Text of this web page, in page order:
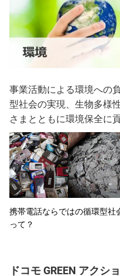
事業活動による環境への
型社会の実現、生物多様
さまとともに環境保全に
携帯電話ならではの循環型社
って？
ドコモ GREEN アクシ